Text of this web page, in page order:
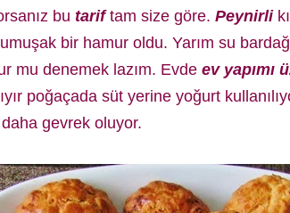
bu tariftam size göre. Peynirli
bir hamur oldu. Yarım su
mu denemek lazım. Evde ev yapımı
poğaçada süt yerine yoğurt
gevrek oluyor.